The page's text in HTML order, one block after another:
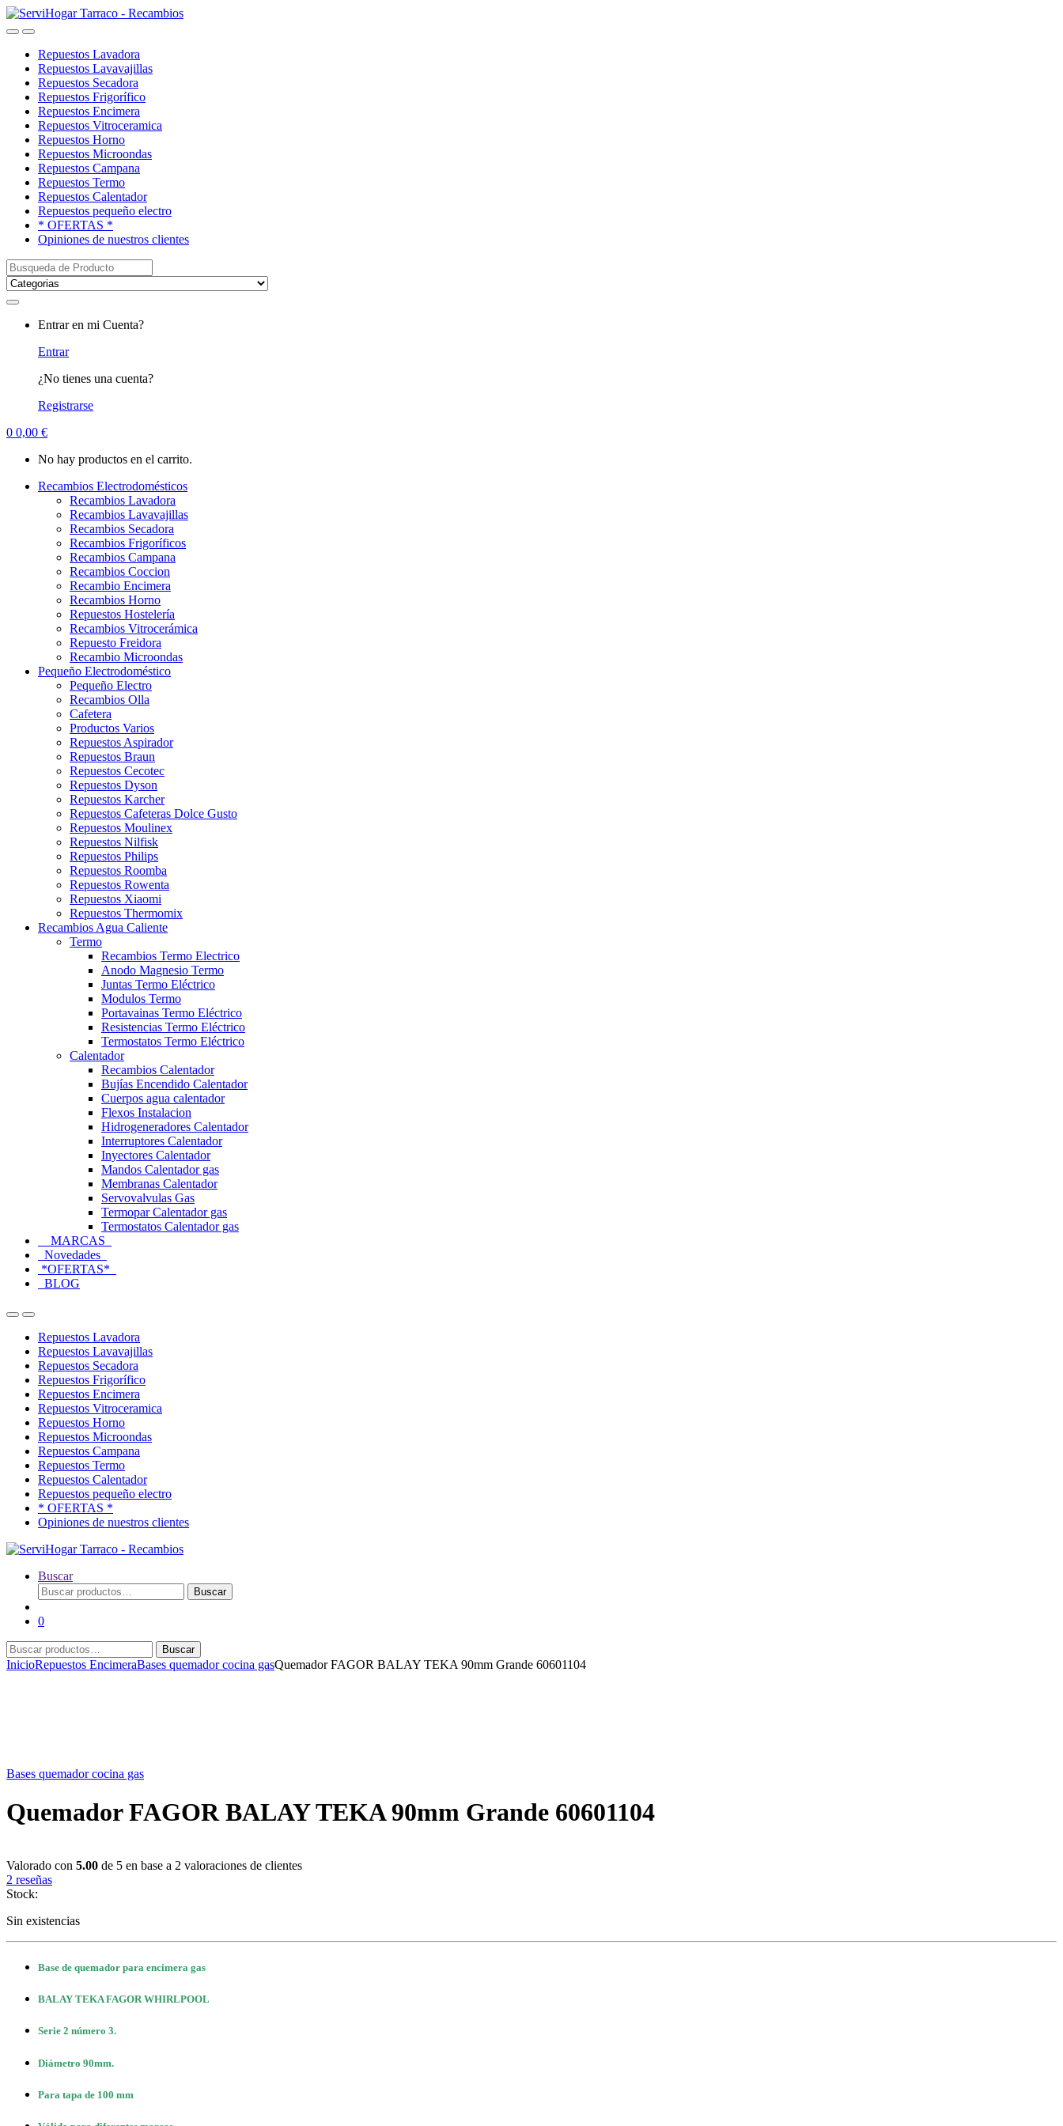
Saltar
a
saltar
al
OpenClose
Repuestos Lavadora
Repuestos Lavavajillas
Repuestos Secadora
Repuestos Frigorífico
Repuestos Encimera
Repuestos Vitroceramica
Repuestos Horno
Repuestos Microondas
Repuestos Campana
Repuestos Termo
Repuestos Calentador
Repuestos pequeño electro
* OFERTAS *
Opiniones de nuestros clientes
Buscar:
Entrar en mi Cuenta?
Entrar
¿No tienes una cuenta?
Registrarse
0 0,00 €
No hay productos en el carrito.
Recambios Electrodomésticos
Recambios Lavadora
Recambios Lavavajillas
Recambios Secadora
Recambios Frigoríficos
Recambios Campana
Recambios Coccion
Recambio Encimera
Recambios Horno
Repuestos Hostelería
Recambios Vitrocerámica
Repuesto Freidora
Recambio Microondas
Pequeño Electrodoméstico
Pequeño Electro
Recambios Olla
Cafetera
Productos Varios
Repuestos Aspirador
Repuestos Braun
Repuestos Cecotec
Repuestos Dyson
Repuestos Karcher
Repuestos Cafeteras Dolce Gusto
Repuestos Moulinex
Repuestos Nilfisk
Repuestos Philips
Repuestos Roomba
Repuestos Rowenta
Repuestos Xiaomi
Repuestos Thermomix
Recambios Agua Caliente
Termo
Recambios Termo Electrico
Anodo Magnesio Termo
Juntas Termo Eléctrico
Modulos Termo
Portavainas Termo Eléctrico
Resistencias Termo Eléctrico
Termostatos Termo Eléctrico
Calentador
Recambios Calentador
Bujías Encendido Calentador
Cuerpos agua calentador
Flexos Instalacion
Hidrogeneradores Calentador
Interruptores Calentador
Inyectores Calentador
Mandos Calentador gas
Membranas Calentador
Servovalvulas Gas
Termopar Calentador gas
Termostatos Calentador gas
MARCAS
Novedades
*OFERTAS*
BLOG
OpenClose
Repuestos Lavadora
Repuestos Lavavajillas
Repuestos Secadora
Repuestos Frigorífico
Repuestos Encimera
Repuestos Vitroceramica
Repuestos Horno
Repuestos Microondas
Repuestos Campana
Repuestos Termo
Repuestos Calentador
Repuestos pequeño electro
* OFERTAS *
Opiniones de nuestros clientes
Buscar
Buscar
por:
Buscar
0
Buscar
por:
Buscar
InicioRepuestos EncimeraBases quemador cocina gasQuemador FAGOR BALAY TEKA 90mm Grande 60601104
Bases quemador cocina gas
Quemador FAGOR BALAY TEKA 90mm Grande 60601104
Valorado con 5.00 de 5 en base a 2 valoraciones de clientes
2 reseñas
Stock:
Sin existencias
Base de quemador para encimera gas
BALAY TEKA FAGOR WHIRLPOOL
Serie 2 número 3.
Diámetro 90mm.
Para tapa de 100 mm